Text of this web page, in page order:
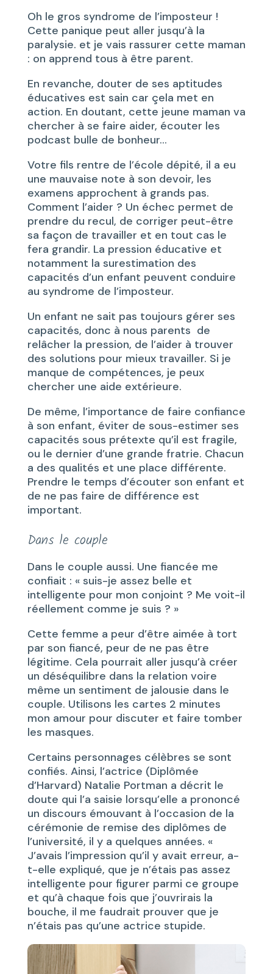
Oh le gros syndrome de l’imposteur !
Cette panique peut aller jusqu’à la
paralysie. et je vais rassurer cette maman
: on apprend tous à être parent.
En revanche, douter de ses aptitudes
éducatives est sain car çela met en
action. En doutant, cette jeune maman va
chercher à se faire aider, écouter les
podcast bulle de bonheur…
Votre fils rentre de l’école dépité, il a eu
une mauvaise note à son devoir, les
examens approchent à grands pas.
Comment l’aider ? Un échec permet de
prendre du recul, de corriger peut-être
sa façon de travailler et en tout cas le
fera grandir. La pression éducative et
notamment la surestimation des
capacités d’un enfant peuvent conduire
au syndrome de l’imposteur.
Un enfant ne sait pas toujours gérer ses
capacités, donc à nous parents de
relâcher la pression, de l’aider à trouver
des solutions pour mieux travailler. Si je
manque de compétences, je peux
chercher une aide extérieure.
De même, l’importance de faire confiance
à son enfant, éviter de sous-estimer ses
capacités sous prétexte qu’il est fragile,
ou le dernier d’une grande fratrie. Chacun
a des qualités et une place différente.
Prendre le temps d’écouter son enfant et
de ne pas faire de différence est
important.
Dans le couple
Dans le couple aussi. Une fiancée me
confiait : « suis-je assez belle et
intelligente pour mon conjoint ? Me voit-il
réellement comme je suis ? »
Cette femme a peur d’être aimée à tort
par son fiancé, peur de ne pas être
légitime. Cela pourrait aller jusqu’à créer
un déséquilibre dans la relation voire
même un sentiment de jalousie dans le
couple. Utilisons les cartes 2 minutes
mon amour pour discuter et faire tomber
les masques.
Certains personnages célèbres se sont
confiés. Ainsi, l’actrice (Diplômée
d’Harvard) Natalie Portman a décrit le
doute qui l’a saisie lorsqu’elle a prononcé
un discours émouvant à l’occasion de la
cérémonie de remise des diplômes de
l’université, il y a quelques années. «
J’avais l’impression qu’il y avait erreur, a-
t-elle expliqué, que je n’étais pas assez
intelligente pour figurer parmi ce groupe
et qu’à chaque fois que j’ouvrirais la
bouche, il me faudrait prouver que je
n’étais pas qu’une actrice stupide.